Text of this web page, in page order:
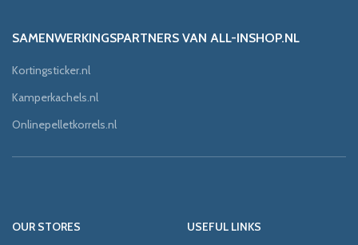
SAMENWERKINGSPARTNERS VAN ALL-INSHOP.NL
Kortingsticker.nl
Kamperkachels.nl
Onlinepelletkorrels.nl
OUR STORES
USEFUL LINKS